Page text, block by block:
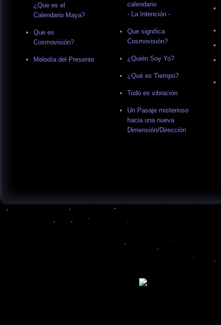
¿Que es el
Calendario Maya?
Que es
Cosmovisión?
Melodía del Presente
calendario
- La Intención -
Que significa
Cosmovisión?
¿Quién Soy Yo?
¿Qué es Tiempo?
Todo es vibración
Un Pasaje misterioso
hacia una nueva
Dimensión/Dirección